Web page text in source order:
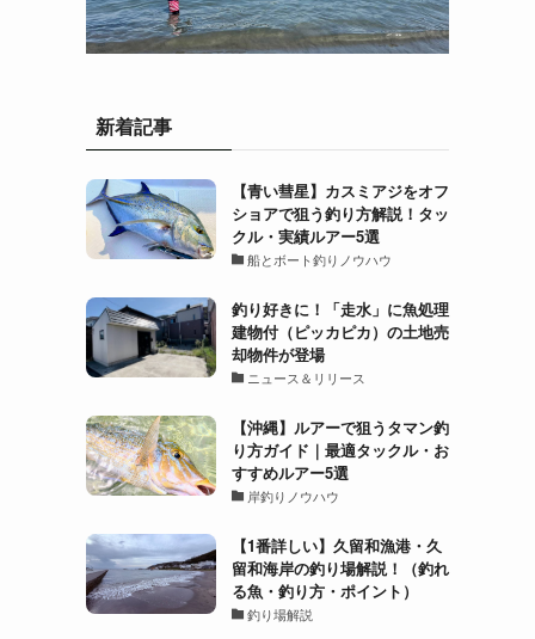
新着記事
【青い彗星】カスミアジをオフ
ショアで狙う釣り方解説！タッ
クル・実績ルアー5選
船とボート釣りノウハウ
釣り好きに！「走水」に魚処理
建物付（ピッカピカ）の土地売
却物件が登場
ニュース＆リリース
【沖縄】ルアーで狙うタマン釣
り方ガイド｜最適タックル・お
すすめルアー5選
岸釣りノウハウ
【1番詳しい】久留和漁港・久
留和海岸の釣り場解説！（釣れ
る魚・釣り方・ポイント）
釣り場解説